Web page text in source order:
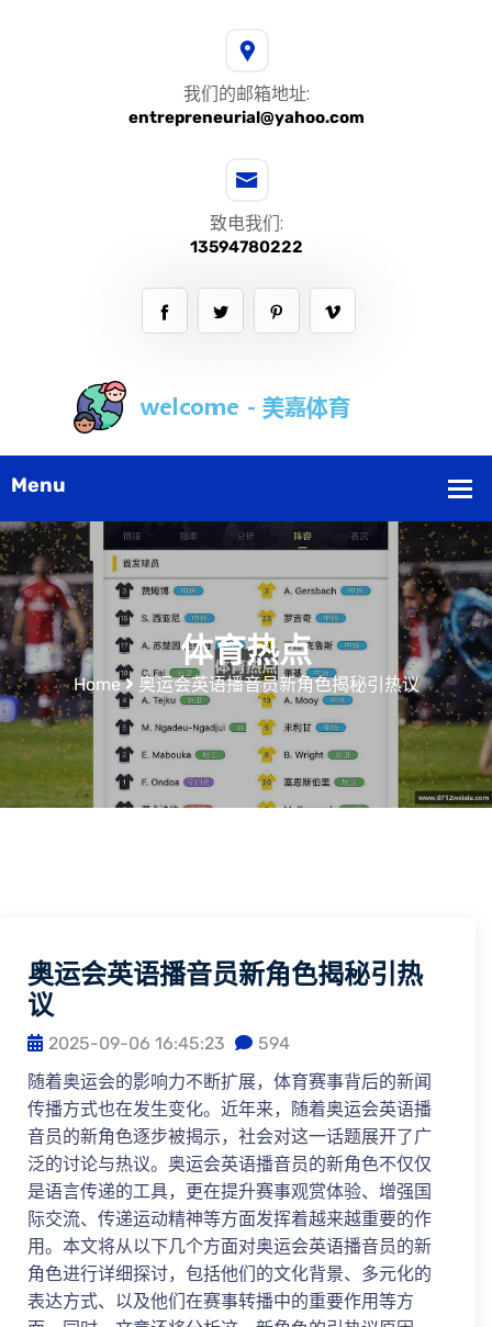
我们的邮箱地址:
entrepreneurial@yahoo.com
致电我们:
13594780222
体育热点
Home 奥运会英语播音员新角色揭秘引热议
奥运会英语播音员新角色揭秘引热
议
2025-09-06 16:45:23
594
随着奥运会的影响力不断扩展，体育赛事背后的新闻
传播方式也在发生变化。近年来，随着奥运会英语播
音员的新角色逐步被揭示，社会对这一话题展开了广
泛的讨论与热议。奥运会英语播音员的新角色不仅仅
是语言传递的工具，更在提升赛事观赏体验、增强国
际交流、传递运动精神等方面发挥着越来越重要的作
用。本文将从以下几个方面对奥运会英语播音员的新
角色进行详细探讨，包括他们的文化背景、多元化的
表达方式、以及他们在赛事转播中的重要作用等方